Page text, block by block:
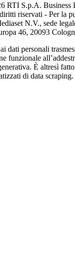
RTI S.p.A. Business
riservati - Per la
N.V., sede
46, 20093
dati personali
funzionale
È altresì
di data scraping.